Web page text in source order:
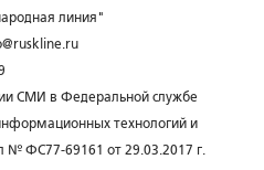
линия"
СМИ в Федеральной службе
технологий и
№ ФС77-69161 от 29.03.2017 г.